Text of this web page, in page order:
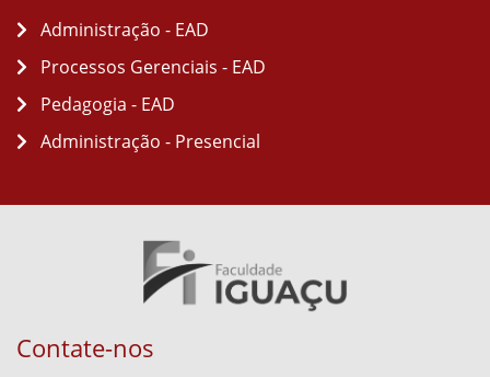
Administração - EAD
Processos Gerenciais - EAD
Pedagogia - EAD
Administração - Presencial
Contate-nos